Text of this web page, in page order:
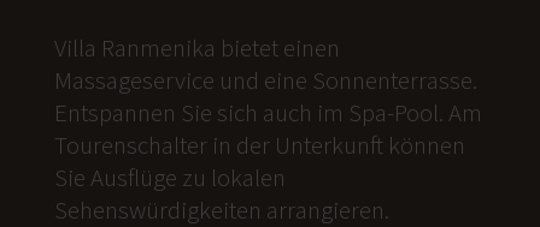
Villa Ranmenika bietet einen
Massageservice und eine Sonnenterrasse.
Entspannen Sie sich auch im Spa-Pool. Am
Tourenschalter in der Unterkunft können
Sie Ausflüge zu lokalen
Sehenswürdigkeiten arrangieren.